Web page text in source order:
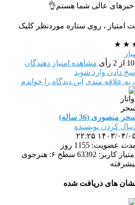
خبرهای عالی شما هستم👌
امتیاز ، روی ستاره موردنظر کلیک
★
★
مشاهده امتیاز دهندگان
دادن وارد شوید
به علاقه مندی این دیدگاه را خواندم
منصوری (36 ساله)
کردن نویسنده
۰۴/۰۵ ۲۲:۲۵
عضویت: 1155 روز
امتیاز کاربر: 63392
سطح ۶: هنرجوی
های دریافت شده